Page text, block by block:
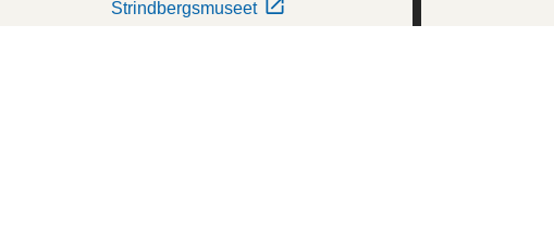
Strindbergsmuseet